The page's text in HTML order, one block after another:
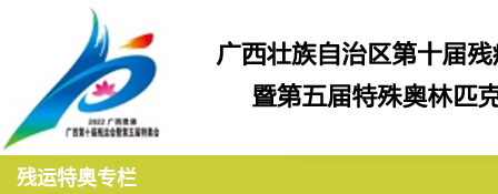
残运特奥专栏